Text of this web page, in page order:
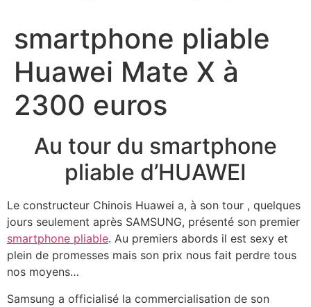
smartphone pliable
Huawei Mate X à
2300 euros
Au tour du smartphone
pliable d’HUAWEI
Le constructeur Chinois Huawei a, à son tour , quelques
jours seulement après SAMSUNG, présenté son premier
smartphone pliable. Au premiers abords il est sexy et
plein de promesses mais son prix nous fait perdre tous
nos moyens…
Samsung a officialisé la commercialisation de son